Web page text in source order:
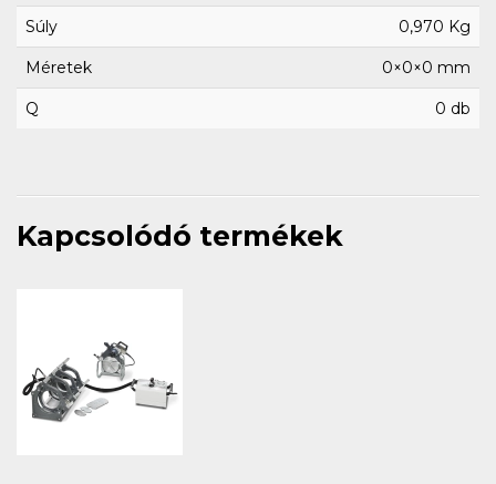
Súly 0,970 Kg
Méretek 0×0×0 mm
Q 0 db
Kapcsolódó termékek